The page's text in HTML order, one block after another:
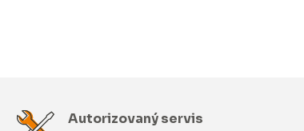
Autorizovaný servis